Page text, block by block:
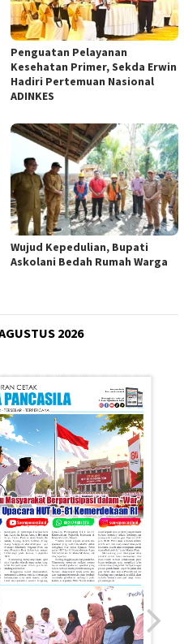
Penguatan Pelayanan
Kesehatan Primer, Sekda Erwin
Hadiri Pertemuan Nasional
ADINKES
Wujud Kepedulian, Bupati
Askolani Bedah Rumah Warga
2026